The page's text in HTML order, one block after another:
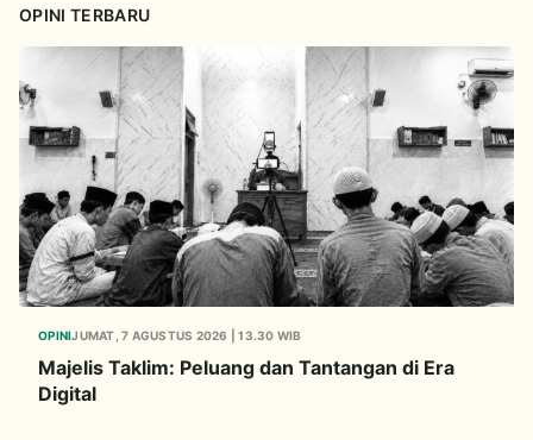
OPINI TERBARU
OPINIJUMAT, 7 AGUSTUS 2026 | 13.30 WIB
Majelis Taklim: Peluang dan Tantangan di Era
Digital